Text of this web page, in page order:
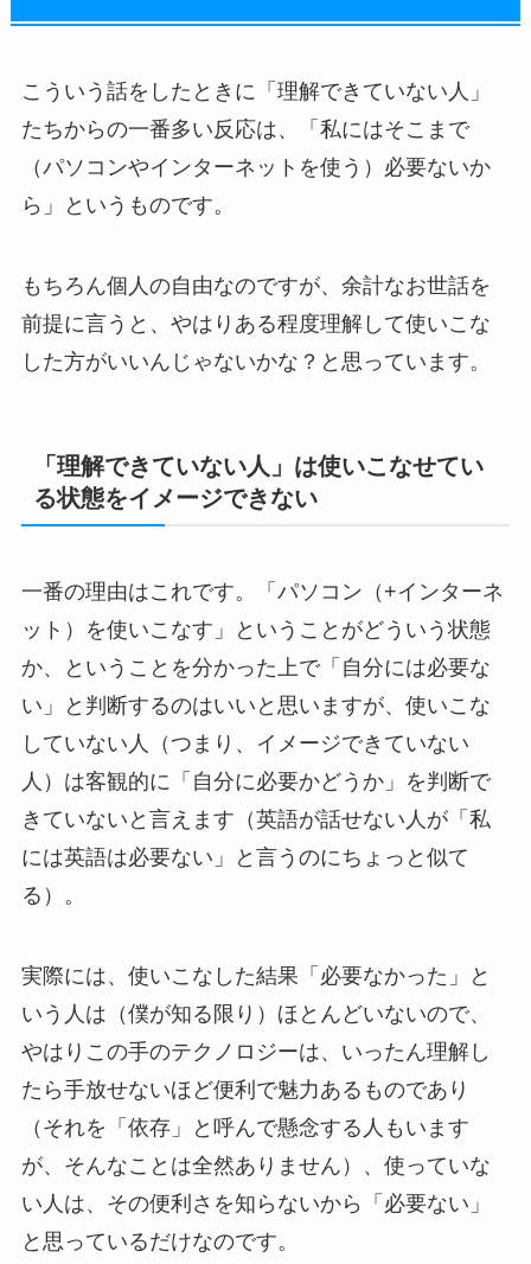
こういう話をしたときに「理解できていない人」
たちからの一番多い反応は、「私にはそこまで
（パソコンやインターネットを使う）必要ないか
ら」というものです。
もちろん個人の自由なのですが、余計なお世話を
前提に言うと、やはりある程度理解して使いこな
した方がいいんじゃないかな？と思っています。
「理解できていない人」は使いこなせてい
る状態をイメージできない
一番の理由はこれです。「パソコン（+インターネ
ット）を使いこなす」ということがどういう状態
か、ということを分かった上で「自分には必要な
い」と判断するのはいいと思いますが、使いこな
していない人（つまり、イメージできていない
人）は客観的に「自分に必要かどうか」を判断で
きていないと言えます（英語が話せない人が「私
には英語は必要ない」と言うのにちょっと似て
る）。
実際には、使いこなした結果「必要なかった」と
いう人は（僕が知る限り）ほとんどいないので、
やはりこの手のテクノロジーは、いったん理解し
たら手放せないほど便利で魅力あるものであり
（それを「依存」と呼んで懸念する人もいます
が、そんなことは全然ありません）、使っていな
い人は、その便利さを知らないから「必要ない」
と思っているだけなのです。